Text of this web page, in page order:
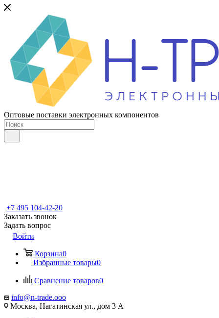
Оптовые поставки электронных компонентов
+7 495 104-42-20
Заказать звонок
Задать вопрос
Войти
Корзина0
Избранные товары0
Сравнение товаров0
info@n-trade.ooo
Москва, Нагатинская ул., дом 3 А